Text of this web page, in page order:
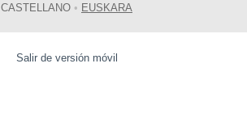
CASTELLANO • EUSKARA
Salir de versión móvil